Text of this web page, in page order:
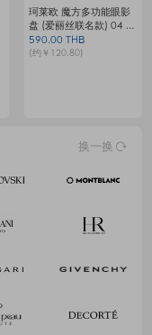
欧莱雅复颜活力紧致修
护套装
最优到手
1076.00 THB
换一换